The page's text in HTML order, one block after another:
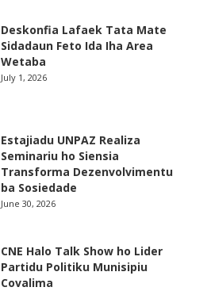
Deskonfia Lafaek Tata Mate
Sidadaun Feto Ida Iha Area
Wetaba
July 1, 2026
Estajiadu UNPAZ Realiza
Seminariu ho Siensia
Transforma Dezenvolvimentu
ba Sosiedade
June 30, 2026
CNE Halo Talk Show ho Lider
Partidu Politiku Munisipiu
Covalima